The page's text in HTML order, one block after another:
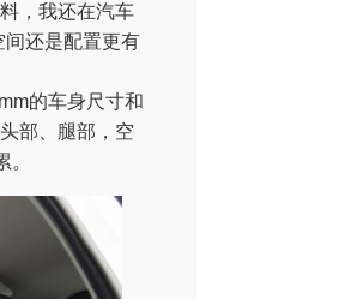
，我还在汽车
还是配置更有
的车身尺寸和
部、腿部，空